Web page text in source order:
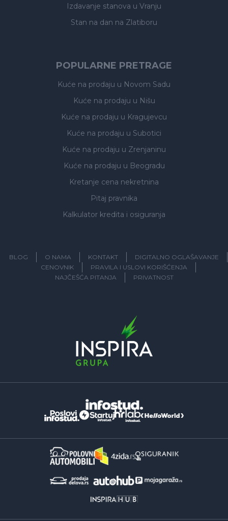
Izdavanje stanova u Vranju
Stan na dan na Zlatiboru
POPULARNE PRETRAGE
Kuće na prodaju u Novom Sadu
Kuće na prodaju u Nišu
Kuće na prodaju u Kragujevcu
Kuće na prodaju u Subotici
Kuće na prodaju u Zrenjaninu
Kuće na prodaju u Beogradu
Kretanje cena nekretnina
Pitaj pravnika
Kalkulator kredita i osiguranja
BLOG O NAMA KONTAKT
DIGITALNO OGLAŠAVANJE
CENOVNIK
PRAVILA I USLOVI KORIŠĆENJA
NAJČEŠĆA PITANJA
PRIVATNOST